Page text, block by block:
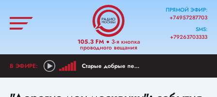
105.3 FM● 3-я кнопка
проводного вещания
ПРЯМОЙ ЭФИР:
+74957287703
SMS:
+79263703333
Старые добрые песни